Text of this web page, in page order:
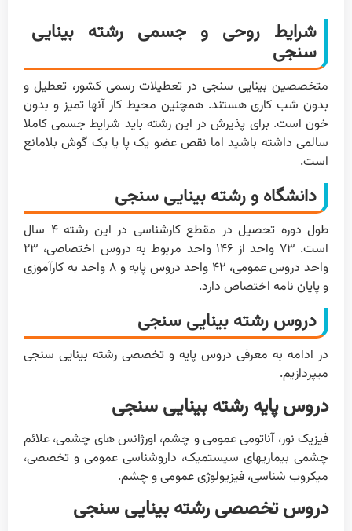
شرایط روحی و جسمی رشته بینایی
سنجی
متخصصین بینایی سنجی در تعطیلات رسمی کشور، تعطیل و
بدون شب کاری هستند. همچنین محیط کار آنها تمیز و بدون
خون است. برای پذیرش در این رشته باید شرایط جسمی کاملا
سالمی داشته باشید اما نقص عضو یک پا یا یک گوش بلامانع
است.
دانشگاه و رشته بینایی سنجی
طول دوره تحصیل در مقطع کارشناسی در این رشته ۴ سال
است. ۷۳ واحد از ۱۴۶ واحد مربوط به دروس اختصاصی، ۲۳
واحد دروس عمومی، ۴۲ واحد دروس پایه و ۸ واحد به کارآموزی
و پایان نامه اختصاص دارد.
دروس رشته بینایی سنجی
در ادامه به معرفی دروس پایه و تخصصی رشته بینایی سنجی
میپردازیم.
دروس پایه رشته بینایی سنجی
فیزیک نور، آناتومی عمومی و چشم، اورژانس های چشمی، علائم
چشمی بیماریهای سیستمیک، داروشناسی عمومی و تخصصی،
میکروب شناسی، فیزیولوژی عمومی و چشم.
دروس تخصصی رشته بینایی سنجی